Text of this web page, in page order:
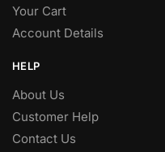
Your Cart
Account Details
HELP
About Us
Customer Help
Contact Us